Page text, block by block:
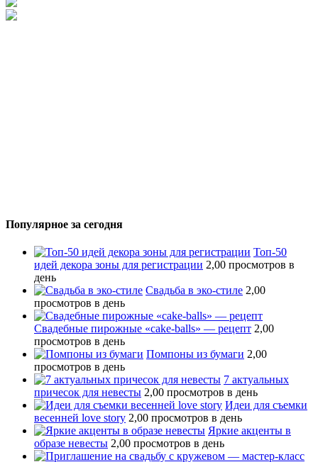
Популярное за сегодня
Топ-50
идей декора зоны для регистрации 2,00 просмотров в
день
Свадьба в эко-стиле 2,00
просмотров в день
Свадебные пирожные «cake-balls» — рецепт 2,00
просмотров в день
Помпоны из бумаги 2,00
просмотров в день
7 актуальных
причесок для невесты 2,00 просмотров в день
Идеи для съемки
весенней love story 2,00 просмотров в день
Яркие акценты в
образе невесты 2,00 просмотров в день